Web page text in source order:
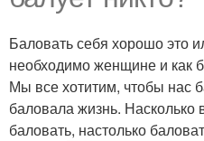
Баловать себя хорошо это
необходимо женщине и как
Мы все хотитим, чтобы нас
баловала жизнь. Насколько
баловать, настолько